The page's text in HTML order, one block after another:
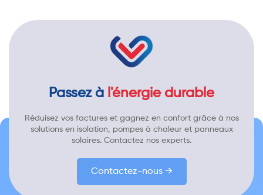
Passez à l'énergie durable
Réduisez vos factures et gagnez en confort grâce à nos
solutions en isolation, pompes à chaleur et panneaux
solaires. Contactez nos experts.
Contactez-nous →